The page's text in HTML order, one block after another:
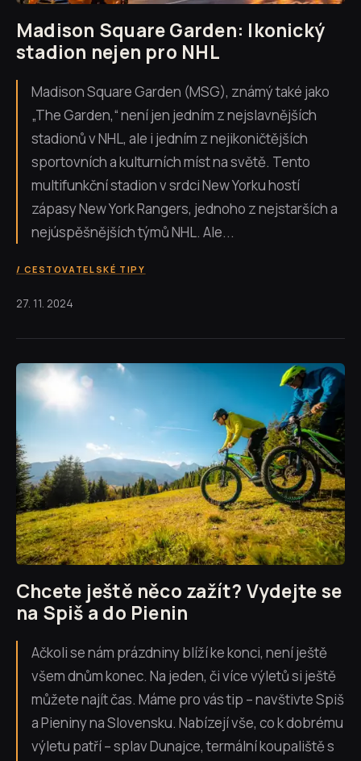
Madison Square Garden: Ikonický
stadion nejen pro NHL
Madison Square Garden (MSG), známý také jako
„The Garden,“ není jen jedním z nejslavnějších
stadionů v NHL, ale i jedním z nejikoničtějších
sportovních a kulturních míst na světě. Tento
multifunkční stadion v srdci New Yorku hostí
zápasy New York Rangers, jednoho z nejstarších a
nejúspěšnějších týmů NHL. Ale...
CESTOVATELSKÉ TIPY
27. 11. 2024
Chcete ještě něco zažít? Vydejte se
na Spiš a do Pienin
Ačkoli se nám prázdniny blíží ke konci, není ještě
všem dnům konec. Na jeden, či více výletů si ještě
můžete najít čas. Máme pro vás tip – navštivte Spiš
a Pieniny na Slovensku. Nabízejí vše, co k dobrému
výletu patří – splav Dunajce, termální koupaliště s